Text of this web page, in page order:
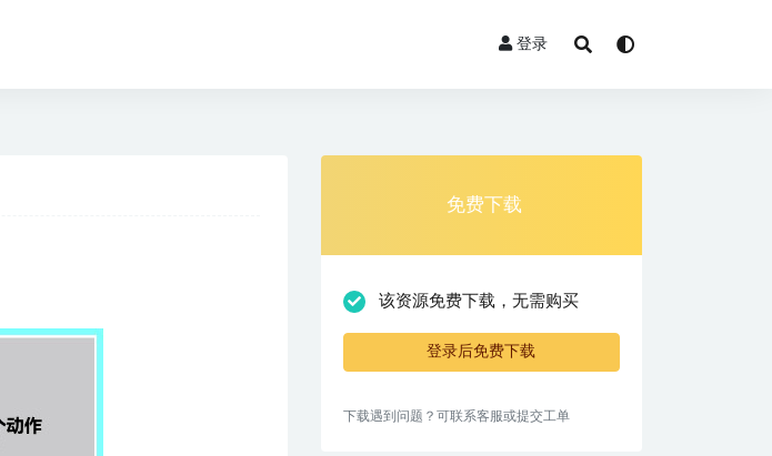
登录
免费下载
该资源免费下载，无需购买
登录后免费下载
下载遇到问题？可联系客服或提交工单